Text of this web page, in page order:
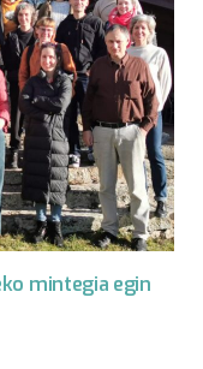
mintegia egin